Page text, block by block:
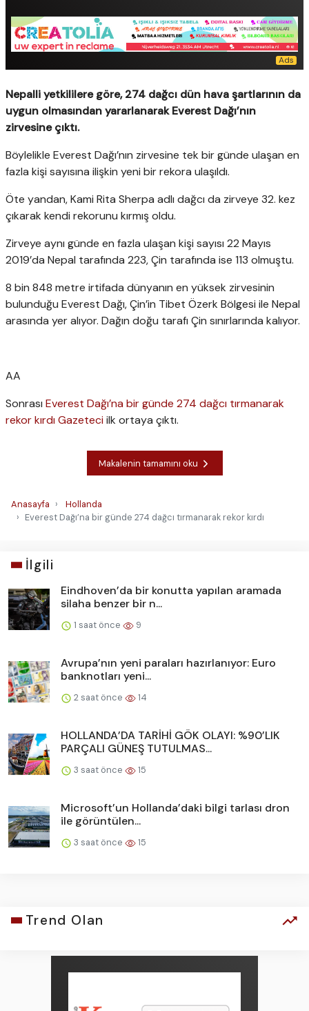
Nepalli yetkililere göre, 274 dağcı dün hava şartlarının da
uygun olmasından yararlanarak Everest Dağı’nın
zirvesine çıktı.
Böylelikle Everest Dağı’nın zirvesine tek bir günde ulaşan en
fazla kişi sayısına ilişkin yeni bir rekora ulaşıldı.
Öte yandan, Kami Rita Sherpa adlı dağcı da zirveye 32. kez
çıkarak kendi rekorunu kırmış oldu.
Zirveye aynı günde en fazla ulaşan kişi sayısı 22 Mayıs
2019’da Nepal tarafında 223, Çin tarafında ise 113 olmuştu.
8 bin 848 metre irtifada dünyanın en yüksek zirvesinin
bulunduğu Everest Dağı, Çin’in Tibet Özerk Bölgesi ile Nepal
arasında yer alıyor. Dağın doğu tarafı Çin sınırlarında kalıyor.
AA
Sonrası Everest Dağı’na bir günde 274 dağcı tırmanarak
rekor kırdı Gazeteci ilk ortaya çıktı.
Makalenin tamamını oku
Anasayfa
Hollanda
Everest Dağı’na bir günde 274 dağcı tırmanarak rekor kırdı
İlgili
Eindhoven’da bir konutta yapılan aramada
silaha benzer bir n...
1 saat önce 9
Avrupa’nın yeni paraları hazırlanıyor: Euro
banknotları yeni...
2 saat önce 14
HOLLANDA’DA TARİHİ GÖK OLAYI: %90’LIK
PARÇALI GÜNEŞ TUTULMAS...
3 saat önce 15
Microsoft’un Hollanda’daki bilgi tarlası dron
ile görüntülen...
3 saat önce 15
Trend Olan